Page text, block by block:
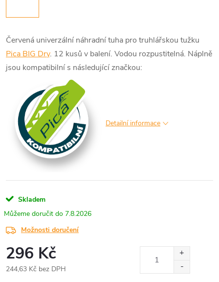
Červená univerzální náhradní tuha pro truhlářskou tužku
Pica BIG Dry. 12 kusů v balení. Vodou rozpustitelná. Náplně
jsou kompatibilní s následující značkou:
Detailní informace
Skladem
7.8.2026
Možnosti doručení
296 Kč
244,63 Kč bez DPH